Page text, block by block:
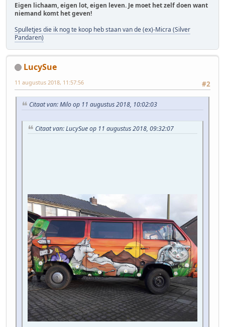
Eigen lichaam, eigen lot, eigen leven. Je moet het zelf doen want
niemand komt het geven!
Spulletjes die ik nog te koop heb staan van de (ex)-Micra (Silver
Pandaren)
LucySue
#2
11 augustus 2018, 11:57:56
Citaat van: Milo op 11 augustus 2018, 10:02:03
Citaat van: LucySue op 11 augustus 2018, 09:32:07